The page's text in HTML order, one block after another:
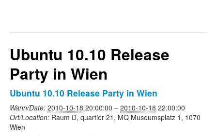
Ubuntu 10.10 Release
Party in Wien
Ubuntu 10.10 Release Party in Wien
Wann/Date: 2010-10-18 20:00:00 – 2010-10-18 22:00:00
Ort/Location: Raum D, quartier 21, MQ Museumsplatz 1, 1070
Wien